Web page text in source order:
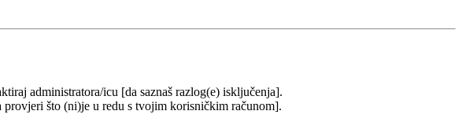
administratora/icu [da saznaš razlog(e) isključenja].
što (ni)je u redu s tvojim korisničkim računom].